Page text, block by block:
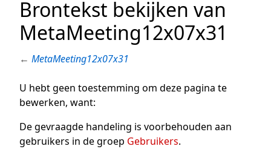
Brontekst bekijken van
MetaMeeting12x07x31
← MetaMeeting12x07x31
U hebt geen toestemming om deze pagina te
bewerken, want:
De gevraagde handeling is voorbehouden aan
gebruikers in de groep Gebruikers.